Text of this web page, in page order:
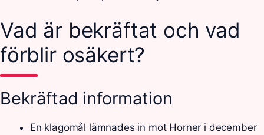
Vad är bekräftat och vad
förblir osäkert?
Bekräftad information
En klagomål lämnades in mot Horner i december